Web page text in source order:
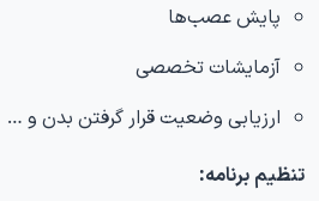
پایش عصب‌ها
آزمایشات تخصصی
ارزیابی وضعیت قرار گرفتن بدن و …
تنظیم برنامه: